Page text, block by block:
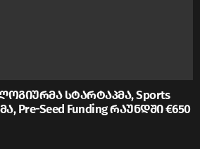
სტარტაპმა, Sports
Pre-Seed Funding რაუნდში €650